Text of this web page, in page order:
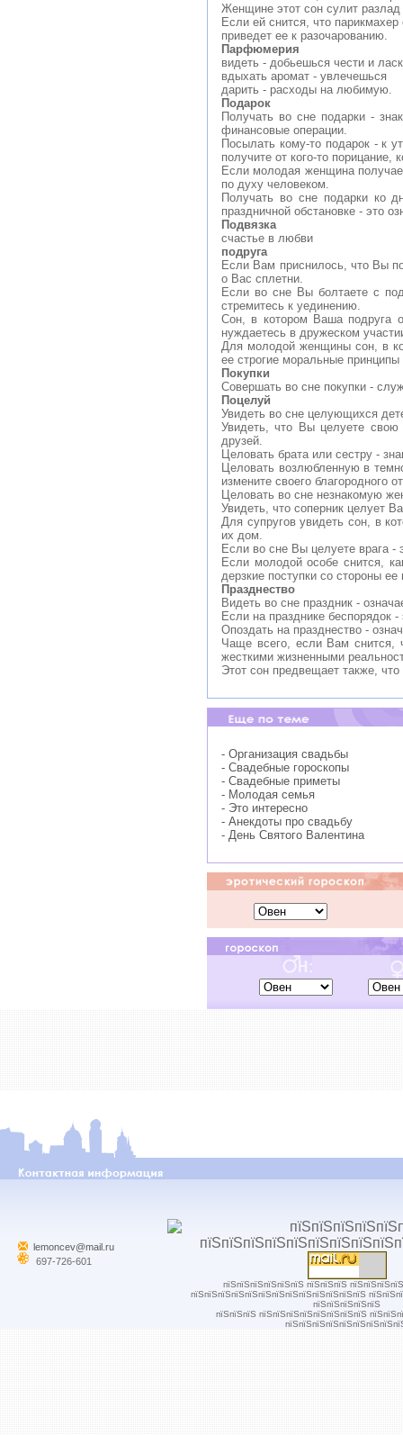
Женщине этот сон сулит
Если ей снится, что
приведет ее к разочарованию.
Парфюмерия
видеть - добьешься чести и
вдыхать аромат - увлечешься
дарить - расходы на любимую.
Подарок
Получать во сне подарки -
финансовые операции.
Посылать кому-то подарок - к
получите от кого-то порицание,
Если молодая женщина
по духу человеком.
Получать во сне подарки ко
праздничной обстановке - это
Подвязка
счастье в любви
подруга
Если Вам приснилось, что Вы
о Вас сплетни.
Если во сне Вы болтаете с
стремитесь к уединению.
Сон, в котором Ваша подруга
нуждаетесь в дружеском
Для молодой женщины сон, в
ее строгие моральные
Покупки
Совершать во сне покупки -
Поцелуй
Увидеть во сне целующихся
Увидеть, что Вы целуете
друзей.
Целовать брата или сестру -
Целовать возлюбленную в
измените своего благородного
Целовать во сне незнакомую
Увидеть, что соперник целует
Для супругов увидеть сон, в
их дом.
Если во сне Вы целуете врага -
Если молодой особе снится,
дерзкие поступки со стороны
Празднество
Видеть во сне праздник -
Если на празднике беспорядок
Опоздать на празднество -
Чаще всего, если Вам снится,
жесткими жизненными
Этот сон предвещает также, что
- Организация свадьбы
- Свадебные гороскопы
- Свадебные приметы
- Молодая семья
- Это интересно
- Анекдоты про свадьбу
- День Святого Валентина
lemoncev@mail.ru
697-726-601
пїЅпїЅпїЅпїЅпїЅпїЅ пїЅпїЅпїЅ
пїЅпїЅпїЅпїЅпїЅпїЅпїЅпїЅпїЅпїЅпїЅпїЅпїЅ
пїЅпїЅпїЅпїЅпїЅ
пїЅпїЅпїЅ пїЅпїЅпїЅпїЅпїЅпїЅпїЅпїЅ